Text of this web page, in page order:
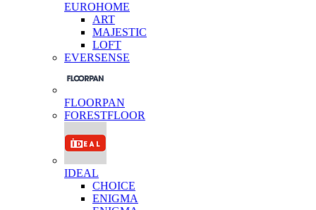
EUROHOME
ART
MAJESTIC
LOFT
EVERSENSE
FLOORPAN
FORESTFLOOR
IDEAL
CHOICE
ENIGMA